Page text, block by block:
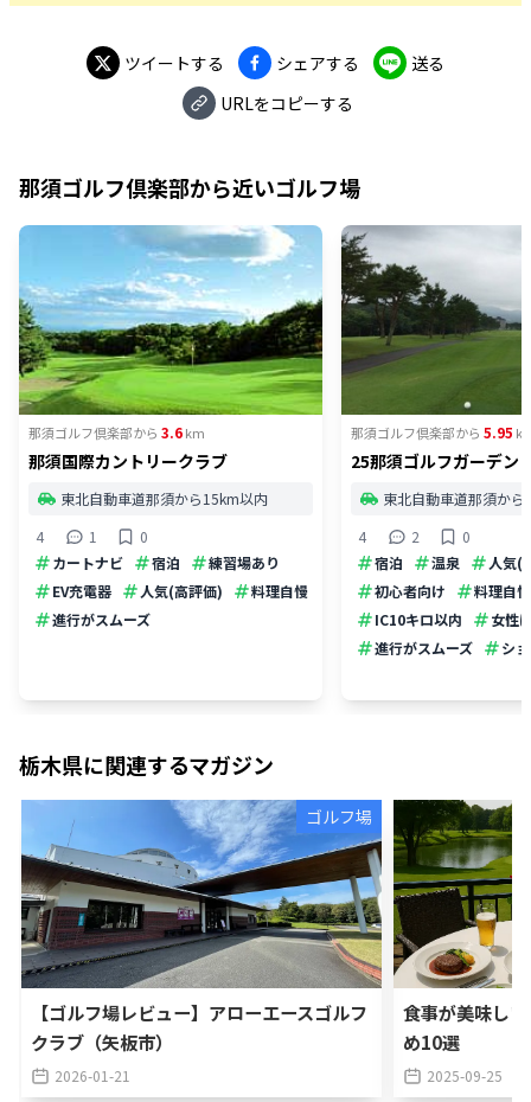
ツイートする シェアする
送る
URLをコピーする
那須ゴルフ倶楽部から近いゴルフ場
那須ゴルフ倶楽部から 3.6km
那須国際カントリークラブ
東北自動車道那須から15km以内
4
1
0
カートナビ
宿泊
練習場あり
EV充電器
人気(高評価)
料理自慢
進行がスムーズ
那須ゴルフ倶楽部から 5.95
25那須ゴルフガーデン
東北自動車道那須か
4
2
0
宿泊
温泉
人気(
初心者向け
料理自慢
IC10キロ以内
女性
進行がスムーズ
シ
栃木県に関連するマガジン
ゴルフ場
【ゴルフ場レビュー】アローエースゴルフ
クラブ（矢板市）
2026-01-21
食事が美味し
め10選
2025-09-25